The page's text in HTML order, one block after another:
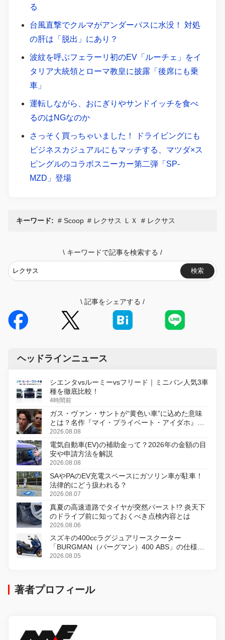
る
台風直撃でクルマがアンダーパスに水没！ 対処
の肝は「脱出」にあり？
波紋を呼ぶフェラーリ初のEV「ルーチェ」をイ
タリア大統領とローマ教皇に披露「後席にも乗
車」
運転しながら、おにぎりやサンドイッチを食べ
るのはNGなのか
さっそく買っちゃいました！ ドライビングにも
ビジネスカジュアルにもマッチする、マツダ×ス
ピングルのコラボスニーカー第二弾「SP-
MZD」登場
キーワード: Scoop レクサス ＬＸ レクサス
\ キーワードで記事を検索する /
検索
\ 記事をシェアする /
ヘッドラインニュース
シエンタvsルーミーvsフリード｜ミニバン人気3車
種を徹底比較！
4時間前
ガス・ヴァン・サントが“黄色い車”に込めた意味
とは？名作『マイ・プライベート・アイダホ』が
初のデジタルリマスター版で復活
2026.08.08
電気自動車(EV)の補助金って？2026年の金額の目
安や申請方法を解説
2026.08.08
SAやPAのEV充電スペースにガソリン車が駐車！
法律的にどう扱われる？
2026.08.07
真夏の高速道路でタイヤが突然バースト!? 炎天下
のドライブ前に知っておくべき点検内容とは
2026.08.06
スズキの400ccラグジュアリースクーター
「BURGMAN（バーグマン）400 ABS」の仕様を
変更し、8月18日に発売
2026.08.05
著者プロフィール